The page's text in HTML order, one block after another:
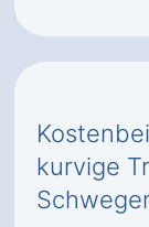
kurvige